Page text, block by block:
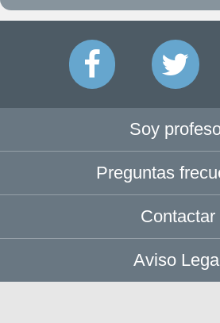
Soy
Preguntas
Contactar
Aviso